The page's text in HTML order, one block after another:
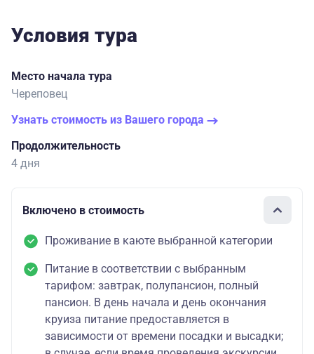
Условия тура
Место начала тура
Череповец
Узнать стоимость из Вашего города
Продолжительность
4 дня
Включено в стоимость
Проживание в каюте выбранной категории
Питание в соответствии с выбранным
тарифом: завтрак, полупансион, полный
пансион. В день начала и день окончания
круиза питание предоставляется в
зависимости от времени посадки и высадки;